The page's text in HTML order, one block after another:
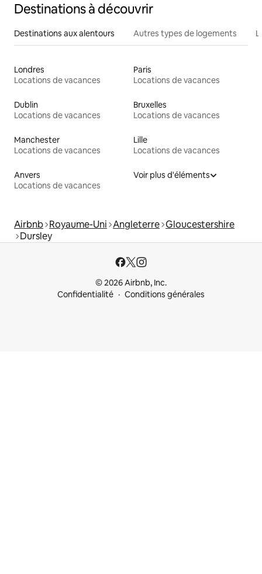
Destinations à découvrir
Destinations aux alentours Autres types de logements
Londres
Locations de vacances
Paris
Locations de vacances
Dublin
Locations de vacances
Bruxelles
Locations de vacances
Manchester
Locations de vacances
Lille
Locations de vacances
Anvers
Locations de vacances
Voir plus d'éléments
Airbnb Royaume-Uni Angleterre Gloucestershire
Dursley
© 2026 Airbnb, Inc.
Confidentialité
Conditions générales